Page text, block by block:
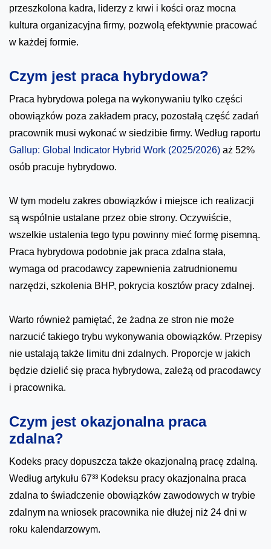
przeszkolona kadra, liderzy z krwi i kości oraz mocna
kultura organizacyjna firmy, pozwolą efektywnie pracować
w każdej formie.
Czym jest praca hybrydowa?
Praca hybrydowa polega na wykonywaniu tylko części
obowiązków poza zakładem pracy, pozostałą część zadań
pracownik musi wykonać w siedzibie firmy. Według raportu
Gallup: Global Indicator Hybrid Work (2025/2026) aż 52%
osób pracuje hybrydowo.
W tym modelu zakres obowiązków i miejsce ich realizacji
są wspólnie ustalane przez obie strony. Oczywiście,
wszelkie ustalenia tego typu powinny mieć formę pisemną.
Praca hybrydowa podobnie jak praca zdalna stała,
wymaga od pracodawcy zapewnienia zatrudnionemu
narzędzi, szkolenia BHP, pokrycia kosztów pracy zdalnej.
Warto również pamiętać, że żadna ze stron nie może
narzucić takiego trybu wykonywania obowiązków. Przepisy
nie ustalają także limitu dni zdalnych. Proporcje w jakich
będzie dzielić się praca hybrydowa, zależą od pracodawcy
i pracownika.
Czym jest okazjonalna praca
zdalna?
Kodeks pracy dopuszcza także okazjonalną pracę zdalną.
Według artykułu 67³³ Kodeksu pracy okazjonalna praca
zdalna to świadczenie obowiązków zawodowych w trybie
zdalnym na wniosek pracownika nie dłużej niż 24 dni w
roku kalendarzowym.